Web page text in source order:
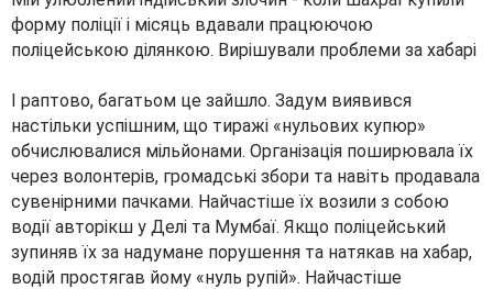
форму поліції і місяць вдавали працюючою
поліцейською ділянкою. Вирішували проблеми за хабарі
І раптово, багатьом це зайшло. Задум виявився
настільки успішним, що тиражі «нульових купюр»
обчислювалися мільйонами. Організація поширювала їх
через волонтерів, громадські збори та навіть продавала
сувенірними пачками. Найчастіше їх возили з собою
водії авторікш у Делі та Мумбаї. Якщо поліцейський
зупиняв їх за надумане порушення та натякав на хабар,
водій простягав йому «нуль рупій». Найчастіше